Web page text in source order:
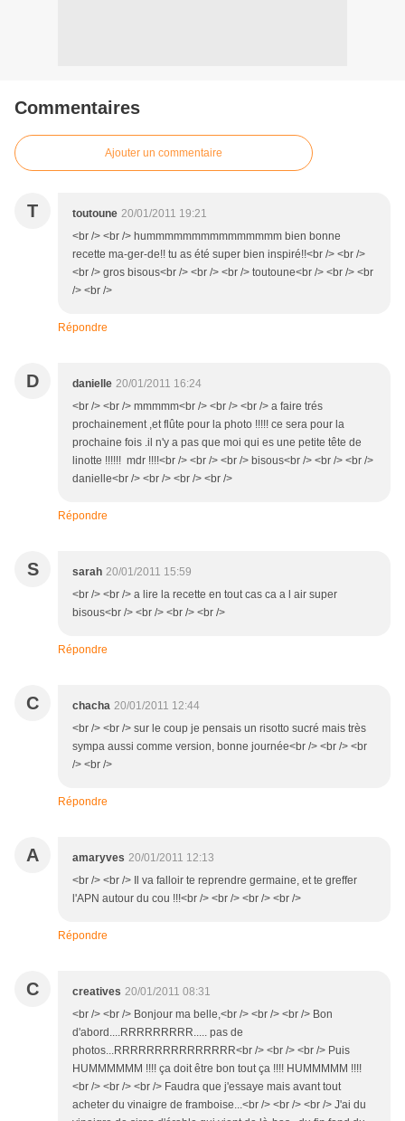
Commentaires
Ajouter un commentaire
T toutoune 20/01/2011 19:21
<br /> <br /> hummmmmmmmmmmmmmm bien bonne
recette ma-ger-de!! tu as été super bien inspiré!!<br /> <br />
<br /> gros bisous<br /> <br /> <br /> toutoune<br /> <br /> <br
/> <br />
Répondre
D danielle 20/01/2011 16:24
<br /> <br /> mmmmm<br /> <br /> <br /> a faire trés
prochainement ,et flûte pour la photo !!!!! ce sera pour la
prochaine fois .il n'y a pas que moi qui es une petite tête de
linotte !!!!!! mdr !!!!<br /> <br /> <br /> bisous<br /> <br /> <br />
danielle<br /> <br /> <br /> <br />
Répondre
S sarah 20/01/2011 15:59
<br /> <br /> a lire la recette en tout cas ca a l air super
bisous<br /> <br /> <br /> <br />
Répondre
C chacha 20/01/2011 12:44
<br /> <br /> sur le coup je pensais un risotto sucré mais très
sympa aussi comme version, bonne journée<br /> <br /> <br
/> <br />
Répondre
A amaryves 20/01/2011 12:13
<br /> <br /> Il va falloir te reprendre germaine, et te greffer
l'APN autour du cou !!!<br /> <br /> <br /> <br />
Répondre
C creatives 20/01/2011 08:31
<br /> <br /> Bonjour ma belle,<br /> <br /> <br /> Bon
d'abord....RRRRRRRRR..... pas de
photos...RRRRRRRRRRRRRRR<br /> <br /> <br /> Puis
HUMMMMMM !!!! ça doit être bon tout ça !!!! HUMMMMM !!!!
<br /> <br /> <br /> Faudra que j'essaye mais avant tout
acheter du vinaigre de framboise...<br /> <br /> <br /> J'ai du